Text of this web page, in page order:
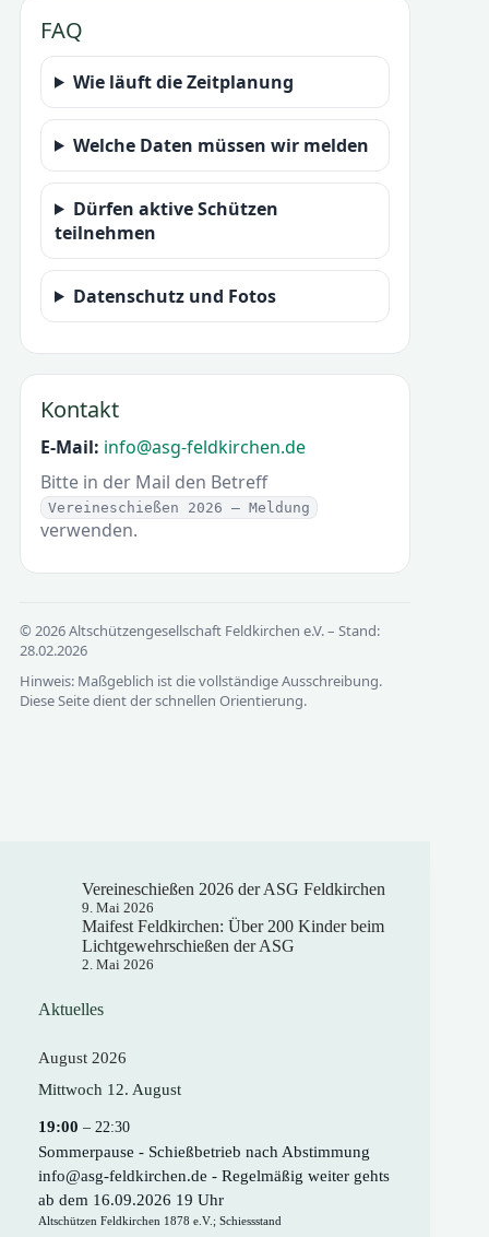
FAQ
Wie läuft die Zeitplanung
Welche Daten müssen wir melden
Dürfen aktive Schützen
teilnehmen
Datenschutz und Fotos
Kontakt
E-Mail: info@asg-feldkirchen.de
Bitte in der Mail den Betreff
Vereineschießen 2026 – Meldung
verwenden.
© 2026 Altschützengesellschaft Feldkirchen e.V. – Stand:
28.02.2026
Hinweis: Maßgeblich ist die vollständige Ausschreibung.
Diese Seite dient der schnellen Orientierung.
Vereineschießen 2026 der ASG Feldkirchen
9. Mai 2026
Maifest Feldkirchen: Über 200 Kinder beim
Lichtgewehrschießen der ASG
2. Mai 2026
Aktuelles
August 2026
Mittwoch 12. August
19:00 – 22:30
Sommerpause - Schießbetrieb nach Abstimmung
info@asg-feldkirchen.de - Regelmäßig weiter gehts
ab dem 16.09.2026 19 Uhr
Altschützen Feldkirchen 1878 e.V.; Schiessstand